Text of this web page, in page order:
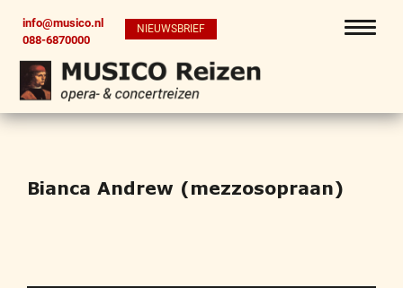
info@musico.nl
088-6870000
NIEUWSBRIEF
Bianca Andrew (mezzosopraan)